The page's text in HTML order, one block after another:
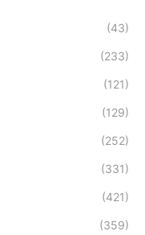
(43)
(233)
(121)
(129)
(252)
(331)
(421)
(359)